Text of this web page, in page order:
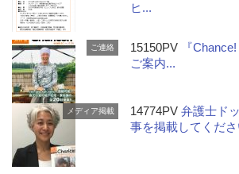
ヒ...
ご連絡 15150PV
『
ご案内...
メディア掲載 14774PV弁護士ド
事を掲載してくだ